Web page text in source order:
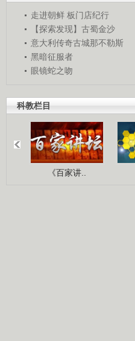
走进朝鲜 板门店纪行
【探索发现】古蜀金沙
意大利传奇古城那不勒斯
黑暗征服者
眼镜蛇之吻
科教栏目
《百家讲..